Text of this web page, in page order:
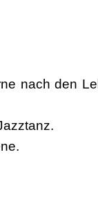
nach den